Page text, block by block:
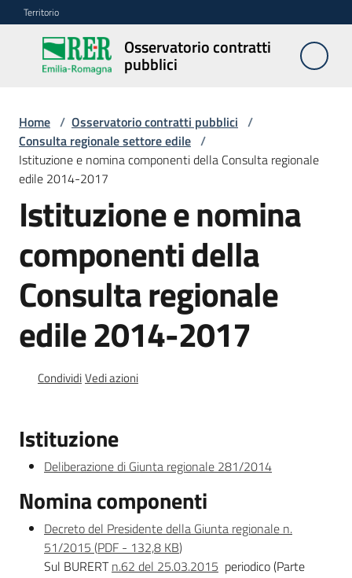
Vai al contenuto
Vai alla navigazione
Vai al footer
Territorio
Osservatorio contratti
pubblici
Osservatorio
contratti
Elenco
regionale
prezzi
Elenco
di
merito
agricoli
Avvisi
Newsletter
Home / Osservatorio contratti pubblici /
Consulta regionale settore edile /
Istituzione e nomina componenti della Consulta regionale
edile 2014-2017
Istituzione e nomina
componenti della
Consulta regionale
edile 2014-2017
CondividiVedi azioni
Istituzione
Deliberazione di Giunta regionale 281/2014
Nomina componenti
Decreto del Presidente della Giunta regionale n.
51/2015 (PDF - 132,8 KB)
Sul BURERTn.62 del 25.03.2015 periodico (Parte